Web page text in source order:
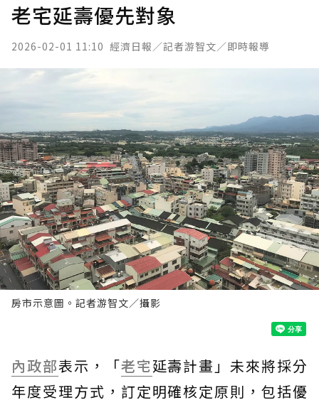
老宅延壽優先對象
2026-02-01 11:10 經濟日報／記者游智文／即時報導
房市示意圖。記者游智文／攝影
內政部表示，「老宅延壽計畫」未來將採分
年度受理方式，訂定明確核定原則，包括優